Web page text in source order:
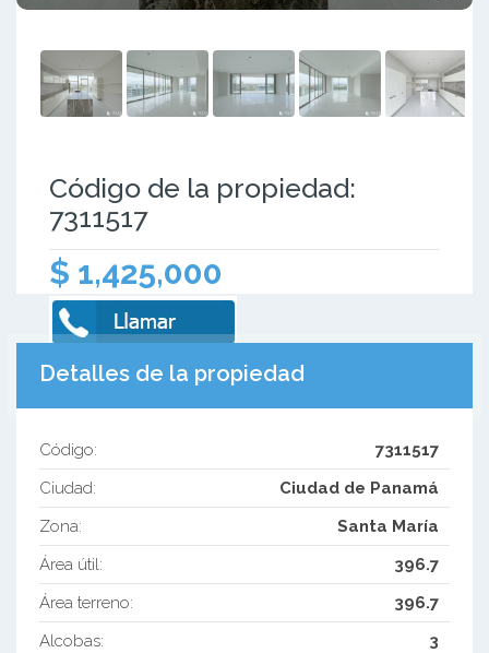
Código de la propiedad:
7311517
$ 1,425,000
Detalles de la propiedad
Código:
7311517
Ciudad:
Ciudad de Panamá
Zona:
Santa María
Área útil:
396.7
Área terreno:
396.7
Alcobas:
3